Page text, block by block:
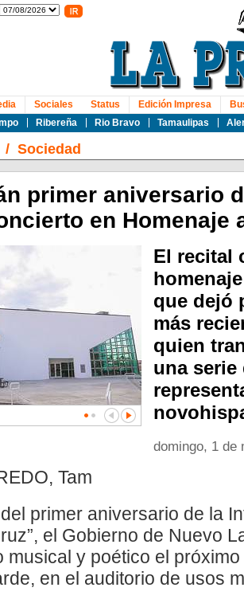
Ribereña Rio Bravo Tamaulipas
Sociales Status Edición Impresa
Sociedad
primer aniversario
en Homenaje
El recital
que dejó
más
quien
una serie
domingo, 1 de
Tam
primer aniversario de la
el Gobierno de Nuevo
musical y poético el
en el auditorio de usos